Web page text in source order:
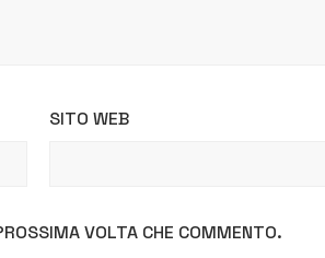
SITO WEB
VOLTA CHE COMMENTO.